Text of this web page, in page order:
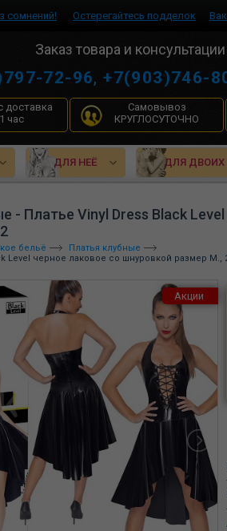
сомнений! Остерегайтесь подделок
Заказ товара и консультации
72-96,+7(903)746-
доставка
час
Самовывоз
КРУГЛОСУТОЧНО
ДЛЯ НЕЁ ДЛЯ ДВОИХ
- Платье Vinyl Dress Black
бельё
Платья клубные
Level черное лаковое со шнуровкой размер M.,
Акции